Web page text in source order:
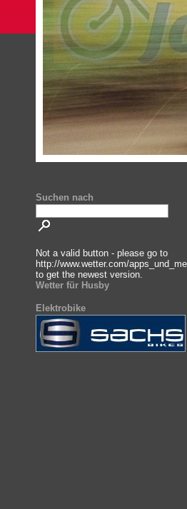
Suchen nach
Not a valid button - please go to
http://www.wetter.com/
to get the newest version.
Wetter für Husby
Elektrobike